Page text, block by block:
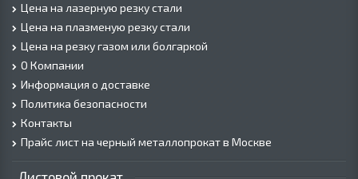
Цена на лазерную резку стали
Цена на плазменую резку стали
Цена на резку газом или болгаркой
О Компании
Информация о доставке
Политика безопасности
Контакты
Прайс лист на черный металлопрокат в Москве